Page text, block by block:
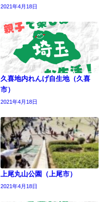
2021年4月18日
久喜地内れんげ自生地（久喜
市）
2021年4月18日
上尾丸山公園（上尾市）
2021年4月18日